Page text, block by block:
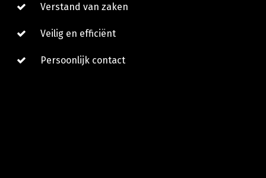
Verstand van zaken
Veilig en efficiënt
Persoonlijk contact